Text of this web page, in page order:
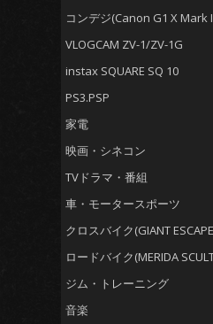
コンデジ(Canon G1 X Mark
VLOGCAM ZV-1/ZV-1G
instax SQUARE SQ 10
PS3.PSP
家電
映画・シネコン
TVドラマ・番組
車・モータースポーツ
クロスバイク(GIANT
ロードバイク(MERIDA
ジム・トレーニング
音楽